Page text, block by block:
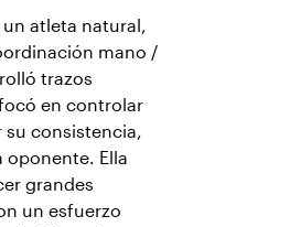
un atleta natural,
mano /
trazos
en controlar
su consistencia,
oponente. Ella
grandes
un esfuerzo